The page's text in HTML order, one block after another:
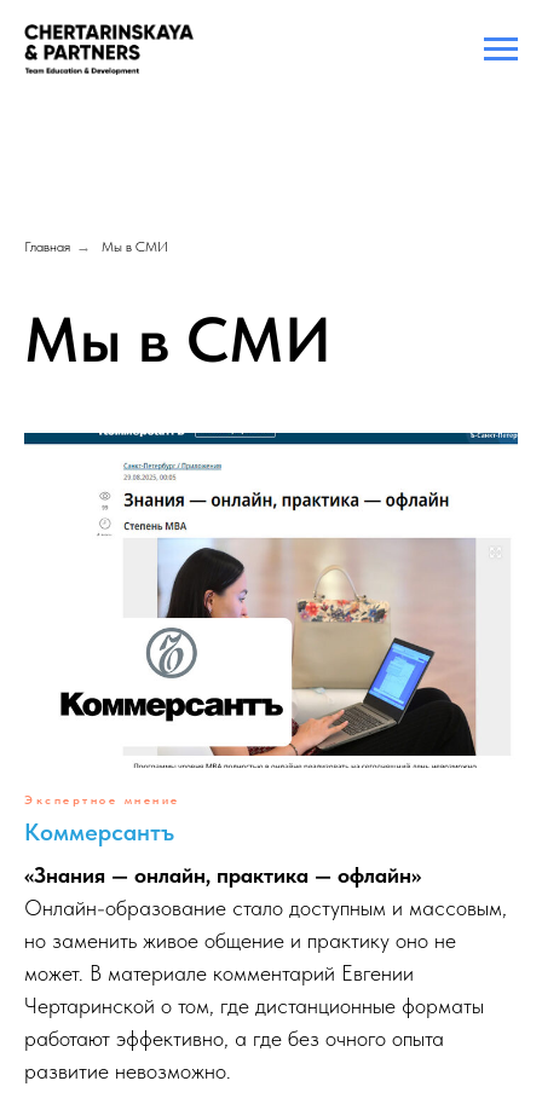
Главная → Мы в СМИ
Мы в СМИ
Экспертное мнение
Коммерсантъ
«Знания — онлайн, практика — офлайн»
Онлайн-образование стало доступным и массовым,
но заменить живое общение и практику оно не
может. В материале комментарий Евгении
Чертаринской о том, где дистанционные форматы
работают эффективно, а где без очного опыта
развитие невозможно.